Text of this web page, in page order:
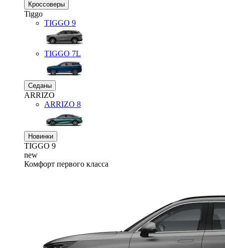
Кроссоверы
Tiggo
TIGGO 9
TIGGO 7L
Седаны
ARRIZO
ARRIZO 8
Новинки
TIGGO 9
new
Комфорт первого класса